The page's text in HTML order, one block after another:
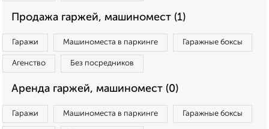
Продажа гаржей, машиномест (1)
Гаражи Машиноместа в паркинге Гаражные боксы
Агенство Без посредников
Аренда гаржей, машиномест (0)
Гаражи Машиноместа в паркинге Гаражные боксы